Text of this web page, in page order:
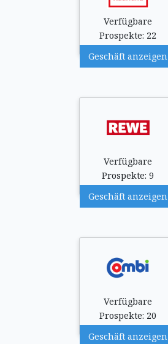
Verfügbare
Prospekte: 22
Geschäft anzeigen
Verfügbare
Prospekte: 9
Geschäft anzeigen
Verfügbare
Prospekte: 20
Geschäft anzeigen